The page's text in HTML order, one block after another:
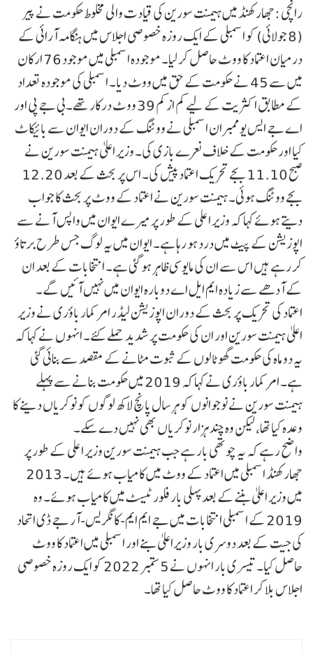
رانچی :جھارکھنڈ میں ہیمنت سورین کی قیادت والی مخلوط حکومت نے پیر
(8 جولائی) کو اسمبلی کے ایک روزہ خصوصی اجلاس میں ہنگامہ آرائی کے
درمیان اعتماد کا ووٹ حاصل کر لیا۔ موجودہ اسمبلی میں موجود 76 ارکان
میں سے 45 نے حکومت کے حق میں ووٹ دیا۔ اسمبلی کی موجودہ تعداد
کے مطابق اکثریت کے لیے کم از کم 39 ووٹ درکار تھے۔بی جے پی اور
اے جے ایس یو ممبران اسمبلی نے ووٹنگ کے دوران ایوان سے بائیکاٹ
کیا اور حکومت کے خلاف نعرے بازی کی۔ وزیر اعلیٰ ہیمنت سورین نے
صبح 11.10 بجے تحریک اعتماد پیش کی۔ اس پر بحث کے بعد 12.20
بجے ووٹنگ ہوئی۔ ہیمنت سورین نے اعتماد کے ووٹ پر بحث کا جواب
دیتے ہوئے کہا کہ وزیر اعلی کے طور پر میرے ایوان میں واپس آنے سے
اپوزیشن کے پیٹ میں درد ہو رہا ہے۔ ایوان میں یہ لوگ جس طرح برتاؤ
کر رہے ہیں اس سے ان کی مایوسی ظاہر ہو گئی ہے۔ انتخابات کے بعد ان
کے آدھے سے زیادہ ایم ایل اے دوبارہ ایوان میں نہیں آئیں گے۔
اعتماد کی تحریک پر بحث کے دوران اپوزیشن لیڈر امر کمار باؤری نے وزیر
اعلیٰ ہیمنت سورین اور ان کی حکومت پر شدید حملے کئے۔ انہوں نے کہا کہ
یہ دو ماہ کی حکومت گھوٹالوں کے ثبوت مٹانے کے مقصد سے بنائی گئی
ہے۔ امر کمار باؤری نے کہا کہ 2019 میں حکومت بنانے سے پہلے
ہیمنت سورین نے نوجوانوں کو ہر سال پانچ لاکھ لوگوں کو نوکریاں دینے کا
وعدہ کیا تھا، لیکن وہ چند ہزار نوکریاں بھی نہیں دے سکے۔
واضح رہے کہ یہ چوتھی بار ہے جب ہیمنت سورین وزیر اعلی کے طور پر
جھارکھنڈ اسمبلی میں اعتماد کے ووٹ میں کامیاب ہوئے ہیں۔ 2013
میں وزیر اعلیٰ بننے کے بعد پہلی بار فلور ٹیسٹ میں کامیاب ہوئے۔ وہ
2019 کے اسمبلی انتخابات میں جے ایم ایم-کانگریس-آر جے ڈی اتحاد
کی جیت کے بعد دوسری بار وزیراعلیٰ بنے اور اسمبلی میں اعتماد کا ووٹ
حاصل کیا۔ تیسری بار انہوں نے 5 ستمبر 2022 کو ایک روزہ خصوصی
اجلاس بلا کر اعتماد کا ووٹ حاصل کیا تھا۔